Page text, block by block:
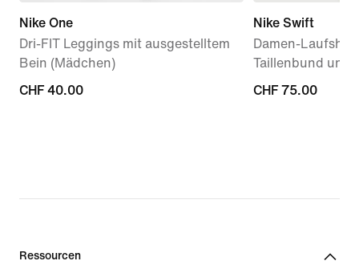
Nike One
Dri-FIT Leggings mit ausgestelltem
Bein (Mädchen)
CHF 40.00
CHF 40.00
Nike Swift
Damen-
Taillenbund und
CHF 75.00
CHF 75.00
Ressourcen